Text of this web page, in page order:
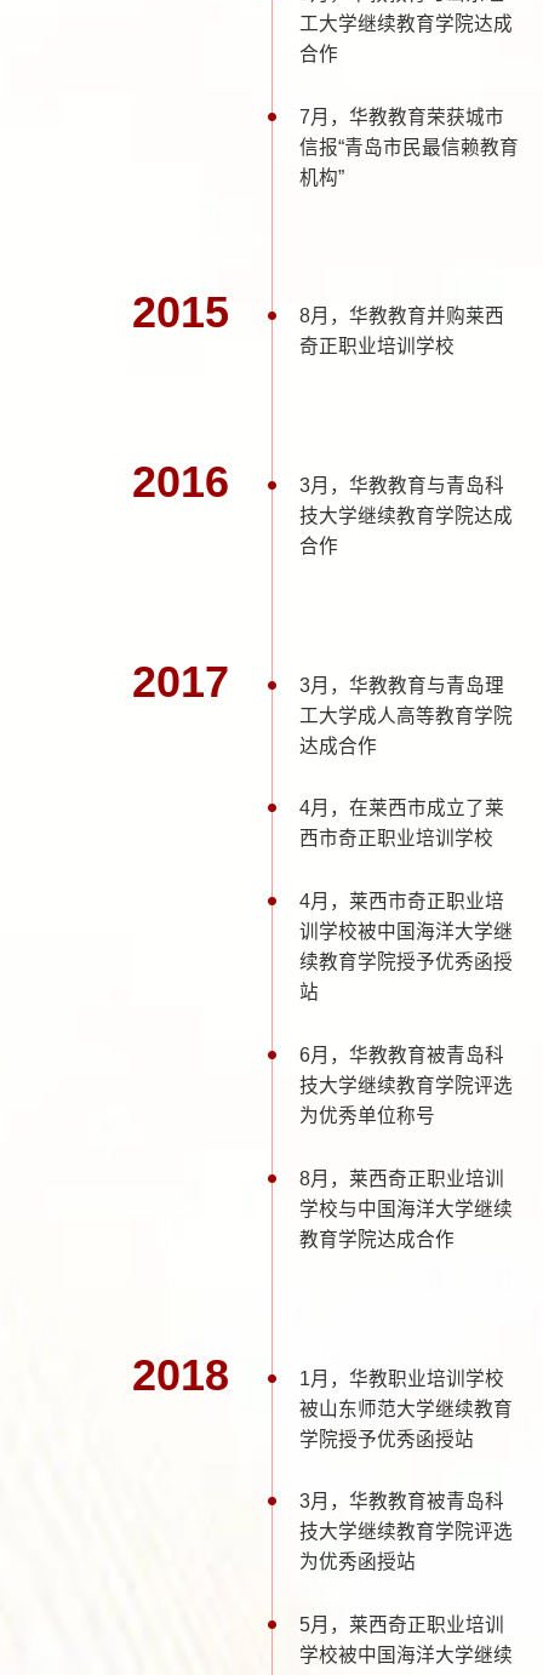
工大学继续教育学院达成
合作
7月，华教教育荣获城市
信报“青岛市民最信赖教育
机构”
2015
8月，华教教育并购莱西
奇正职业培训学校
2016
3月，华教教育与青岛科
技大学继续教育学院达成
合作
2017
3月，华教教育与青岛理
工大学成人高等教育学院
达成合作
4月，在莱西市成立了莱
西市奇正职业培训学校
4月，莱西市奇正职业培
训学校被中国海洋大学继
续教育学院授予优秀函授
站
6月，华教教育被青岛科
技大学继续教育学院评选
为优秀单位称号
8月，莱西奇正职业培训
学校与中国海洋大学继续
教育学院达成合作
2018
1月，华教职业培训学校
被山东师范大学继续教育
学院授予优秀函授站
3月，华教教育被青岛科
技大学继续教育学院评选
为优秀函授站
5月，莱西奇正职业培训
学校被中国海洋大学继续